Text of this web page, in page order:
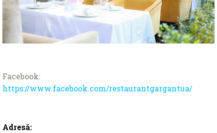
Facebook:
https://www.facebook.com/restaurantgargantua/
Adresă: